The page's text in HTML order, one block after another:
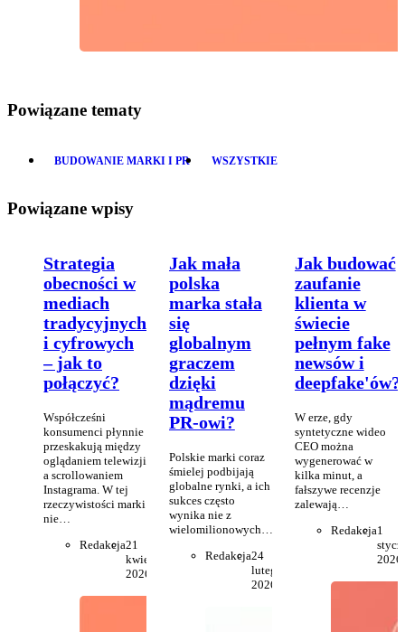
Powiązane tematy
BUDOWANIE MARKI I PR WSZYSTKIE
Powiązane wpisy
Strategia
obecności w
mediach
tradycyjnych
i cyfrowych
– jak to
połączyć?
Współcześni
konsumenci płynnie
przeskakują między
oglądaniem telewizji
a scrollowaniem
Instagrama. W tej
rzeczywistości marki
nie…
Redakcja21
kwietnia
2026
Jak mała
polska
marka stała
się
globalnym
graczem
dzięki
mądremu
PR-owi?
Polskie marki coraz
śmielej podbijają
globalne rynki, a ich
sukces często
wynika nie z
wielomilionowych…
Redakcja24
lutego
2026
Jak budować
zaufanie
klienta w
świecie
pełnym fake
newsów i
deepfake'ów?
W erze, gdy
syntetyczne wideo
CEO można
wygenerować w
kilka minut, a
fałszywe recenzje
zalewają…
Redakcja1
2026